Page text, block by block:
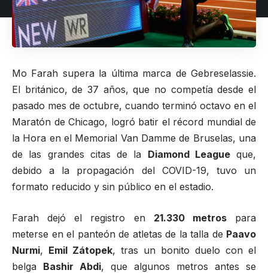
Mo Farah supera la última marca de Gebreselassie.
El británico, de 37 años, que no competía desde el
pasado mes de octubre, cuando terminó octavo en el
Maratón de Chicago, logró batir el récord mundial de
la Hora en el Memorial Van Damme de Bruselas, una
de las grandes citas de la Diamond Leagueque,
debido a la propagación del COVID-19, tuvo un
formato reducido y sin público en el estadio.
Farah dejó el registro en 21.330 metrospara
meterse en el panteón de atletas de la talla de Paavo
Nurmi, Emil Zátopek, tras un bonito duelo con el
belga Bashir Abdi, que algunos metros antes se